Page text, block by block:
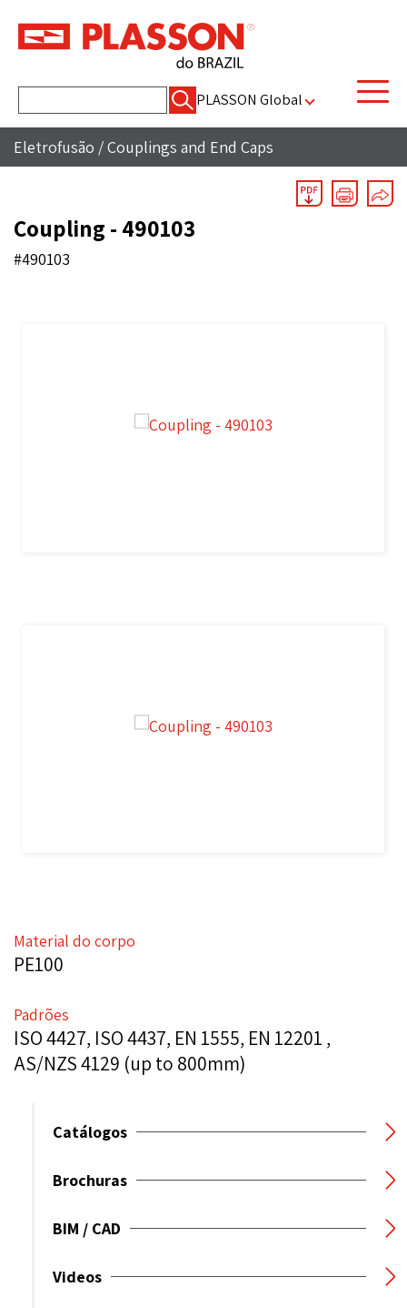
por:
PLASSON Global
Eletrofusão /Couplings and End Caps
Coupling - 490103
#490103
Material do corpo
PE100
Padrões
ISO 4427, ISO 4437, EN 1555, EN 12201 ,
AS/NZS 4129 (up to 800mm)
Catálogos
Brochuras
BIM / CAD
Videos